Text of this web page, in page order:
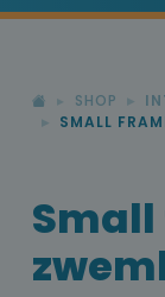
SHOP
SMALL